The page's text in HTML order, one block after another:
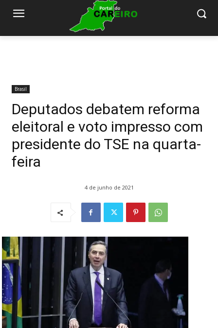
Brasil
Deputados debatem reforma
eleitoral e voto impresso com
presidente do TSE na quarta-
feira
4 de junho de 2021